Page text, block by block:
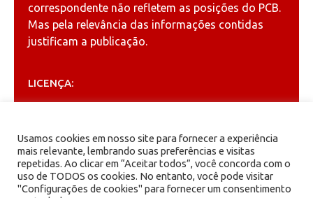
correspondente não refletem as posições do PCB.
Mas pela relevância das informações contidas
justificam a publicação.
LICENÇA:
Creative Commons
ARQUIVOS
Usamos cookies em nosso site para fornecer a experiência
mais relevante, lembrando suas preferências e visitas
repetidas. Ao clicar em “Aceitar todos”, você concorda com o
uso de TODOS os cookies. No entanto, você pode visitar
"Configurações de cookies" para fornecer um consentimento